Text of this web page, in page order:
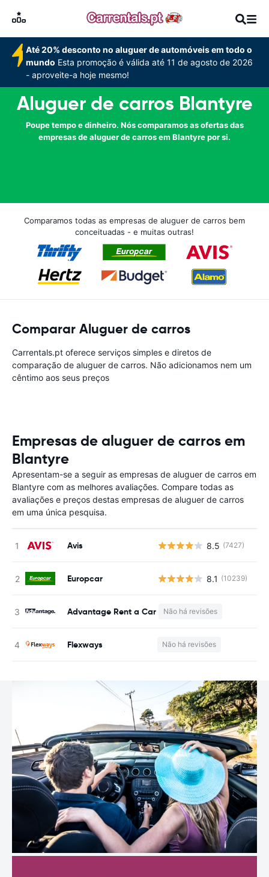
Até 20% desconto no aluguer de automóveis em todo o
mundo Esta promoção é válida até 11 de agosto de 2026
- aproveite-a hoje mesmo!
Aluguer de carros Blantyre
Poupe tempo e dinheiro. Nós comparamos as ofertas das
empresas de aluguer de carros em Blantyre por si.
Comparamos todas as empresas de aluguer de carros bem
conceituadas - e muitas outras!
Comparar Aluguer de carros
Carrentals.pt oferece serviços simples e diretos de
comparação de aluguer de carros. Não adicionamos nem um
cêntimo aos seus preços
Empresas de aluguer de carros em
Blantyre
Apresentam-se a seguir as empresas de aluguer de carros em
Blantyre com as melhores avaliações. Compare todas as
avaliações e preços destas empresas de aluguer de carros
em uma única pesquisa.
Avis 8.5 (7427)
Europcar 8.1 (10239)
Advantage Rent a Car Não há revisões
Flexways Não há revisões